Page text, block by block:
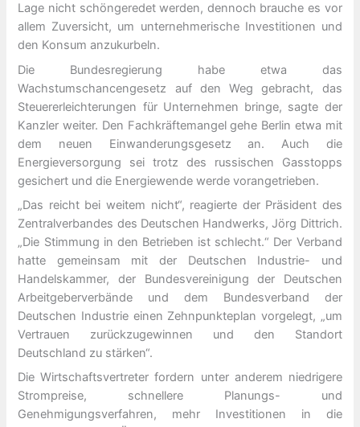
Lage nicht schöngeredet werden, dennoch brauche es vor
allem Zuversicht, um unternehmerische Investitionen und
den Konsum anzukurbeln.
Die Bundesregierung habe etwa das
Wachstumschancengesetz auf den Weg gebracht, das
Steuererleichterungen für Unternehmen bringe, sagte der
Kanzler weiter. Den Fachkräftemangel gehe Berlin etwa mit
dem neuen Einwanderungsgesetz an. Auch die
Energieversorgung sei trotz des russischen Gasstopps
gesichert und die Energiewende werde vorangetrieben.
„Das reicht bei weitem nicht“, reagierte der Präsident des
Zentralverbandes des Deutschen Handwerks, Jörg Dittrich.
„Die Stimmung in den Betrieben ist schlecht.“ Der Verband
hatte gemeinsam mit der Deutschen Industrie- und
Handelskammer, der Bundesvereinigung der Deutschen
Arbeitgeberverbände und dem Bundesverband der
Deutschen Industrie einen Zehnpunkteplan vorgelegt, „um
Vertrauen zurückzugewinnen und den Standort
Deutschland zu stärken“.
Die Wirtschaftsvertreter fordern unter anderem niedrigere
Strompreise, schnellere Planungs- und
Genehmigungsverfahren, mehr Investitionen in die